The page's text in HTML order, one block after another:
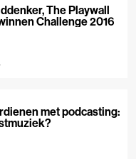
The Playwall
Challenge 2016
met podcasting: